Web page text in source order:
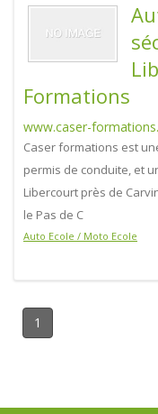
Formations
www.caser-
Caser formations est
permis de conduite, et
Libercourt près de
le Pas de C
Auto Ecole / Moto Ecole
1